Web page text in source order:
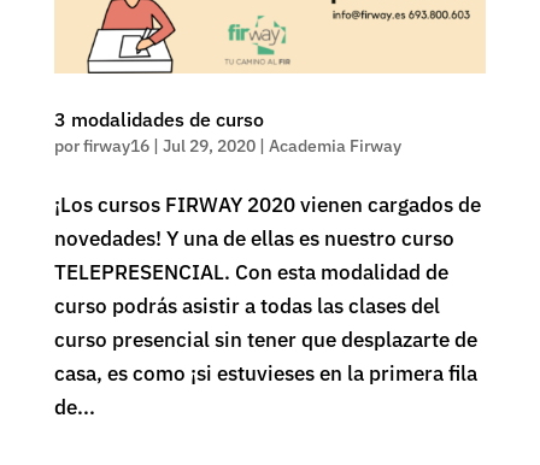
3 modalidades de curso
porfirway16| Jul 29, 2020| Academia Firway
¡Los cursos FIRWAY 2020 vienen cargados de
novedades! Y una de ellas es nuestro curso
TELEPRESENCIAL. Con esta modalidad de
curso podrás asistir a todas las clases del
curso presencial sin tener que desplazarte de
casa, es como ¡si estuvieses en la primera fila
de...